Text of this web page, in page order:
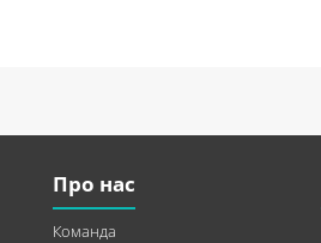
Про нас
Команда